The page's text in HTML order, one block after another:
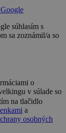
súhlasím s
sa zoznámil/a so
o
v súlade so
na tlačidlo
a
osobných